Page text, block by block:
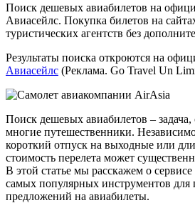
Поиск дешевых авиабилетов на
Авиасейлс. Покупка билетов на
туристических агентств без
Результаты поиска откроются на
Авиасейлс (Реклама. Go Travel Un
Поиск дешевых авиабилетов – задача,
многие путешественники.
короткий отпуск на выходные или
стоимость перелета может
В этой статье мы расскажем о
самых популярных инструментов
предложений на авиабилеты.